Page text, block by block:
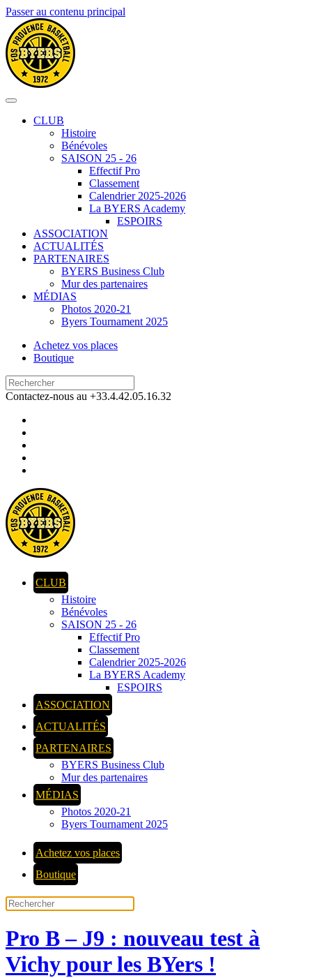
Passer au contenu principal
CLUB
Histoire
Bénévoles
SAISON 25 - 26
Effectif Pro
Classement
Calendrier 2025-2026
La BYERS Academy
ESPOIRS
ASSOCIATION
ACTUALITÉS
PARTENAIRES
BYERS Business Club
Mur des partenaires
MÉDIAS
Photos 2020-21
Byers Tournament 2025
Achetez vos places
Boutique
Contactez-nous au +33.4.42.05.16.32
CLUB
Histoire
Bénévoles
SAISON 25 - 26
Effectif Pro
Classement
Calendrier 2025-2026
La BYERS Academy
ESPOIRS
ASSOCIATION
ACTUALITÉS
PARTENAIRES
BYERS Business Club
Mur des partenaires
MÉDIAS
Photos 2020-21
Byers Tournament 2025
Achetez vos places
Boutique
Pro B – J9 : nouveau test à
Vichy pour les BYers !